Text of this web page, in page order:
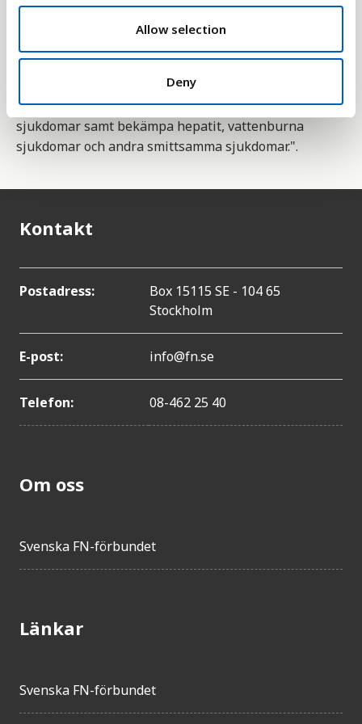
Allow selection
Deny
laboratoriebekräftelse.
Statistiken är en indikator för mål 3 bland
globala mål för hållbar utveckling. Delmål 3.3 lyder
"Senast 2030 utrota epidemierna av aids,
tuberkulos, malaria och försummade tropiska
sjukdomar samt bekämpa hepatit, vattenburna
sjukdomar och andra smittsamma sjukdomar.".
Kontakt
Postadress:
Box 15115 SE - 104 65
Stockholm
E-post: info@fn.se
Telefon: 08-462 25 40
Om oss
Svenska FN-förbundet
Länkar
Svenska FN-förbundet